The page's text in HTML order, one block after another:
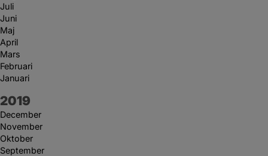
Juli
Juni
Maj
April
Mars
Februari
Januari
År:
2019
December
November
Oktober
September